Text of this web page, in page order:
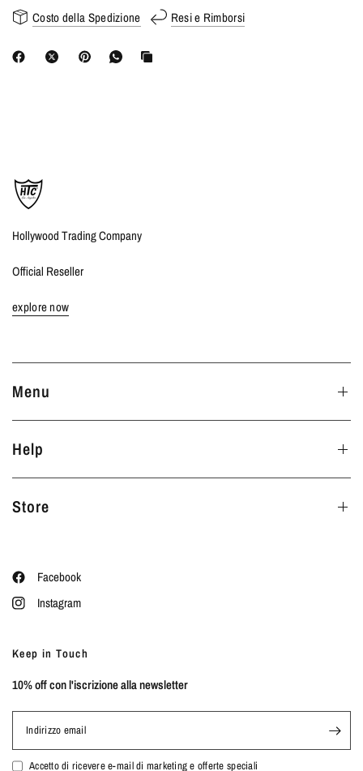
Costo della Spedizione Resi e Rimborsi
Hollywood Trading Company
Official Reseller
explore now
Menu
Help
Store
Facebook
Instagram
Keep in Touch
10% off con l'iscrizione alla newsletter
Indirizzo email
Accetto di ricevere e-mail di marketing e offerte speciali